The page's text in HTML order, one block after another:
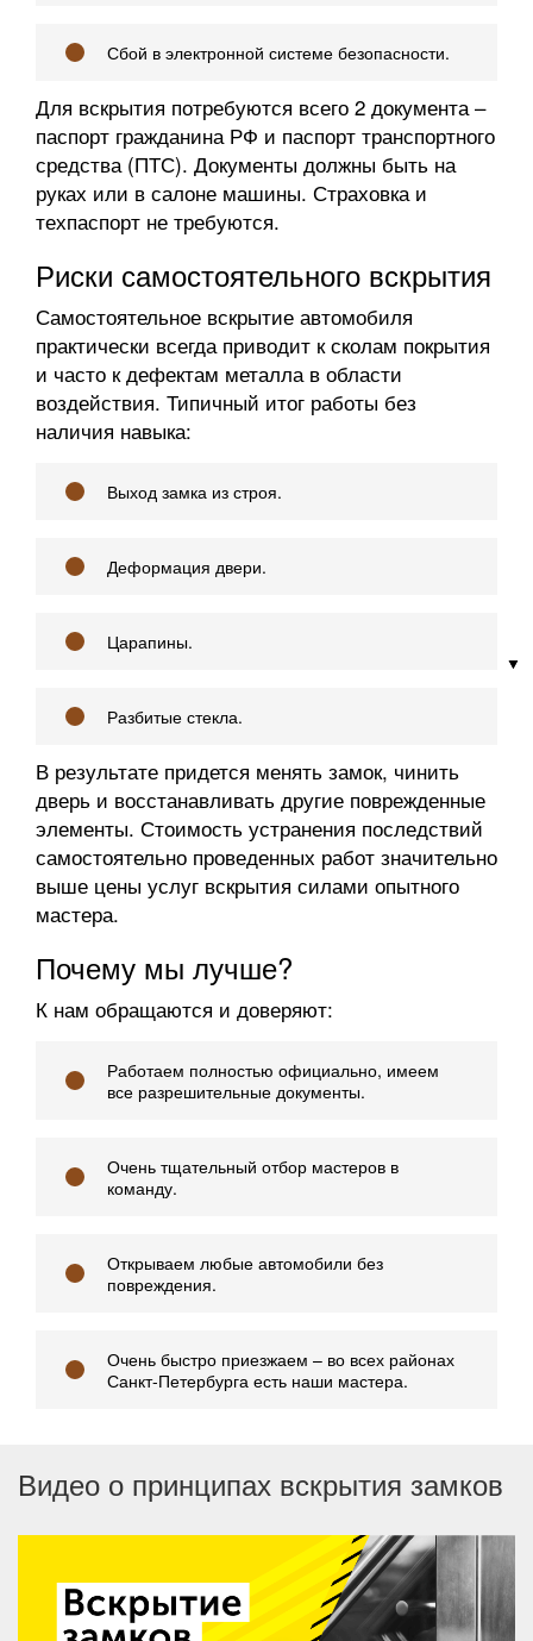
Сбой в электронной системе безопасности.
Для вскрытия потребуются всего 2 документа –
паспорт гражданина РФ и паспорт транспортного
средства (ПТС). Документы должны быть на
руках или в салоне машины. Страховка и
техпаспорт не требуются.
Риски самостоятельного вскрытия
Самостоятельное вскрытие автомобиля
практически всегда приводит к сколам покрытия
и часто к дефектам металла в области
воздействия. Типичный итог работы без
наличия навыка:
Выход замка из строя.
Деформация двери.
Царапины.
Разбитые стекла.
В результате придется менять замок, чинить
дверь и восстанавливать другие поврежденные
элементы. Стоимость устранения последствий
самостоятельно проведенных работ значительно
выше цены услуг вскрытия силами опытного
мастера.
Почему мы лучше?
К нам обращаются и доверяют:
Работаем полностью официально, имеем
все разрешительные документы.
Очень тщательный отбор мастеров в
команду.
Открываем любые автомобили без
повреждения.
Очень быстро приезжаем – во всех районах
Санкт-Петербурга есть наши мастера.
Видео о принципах вскрытия замков